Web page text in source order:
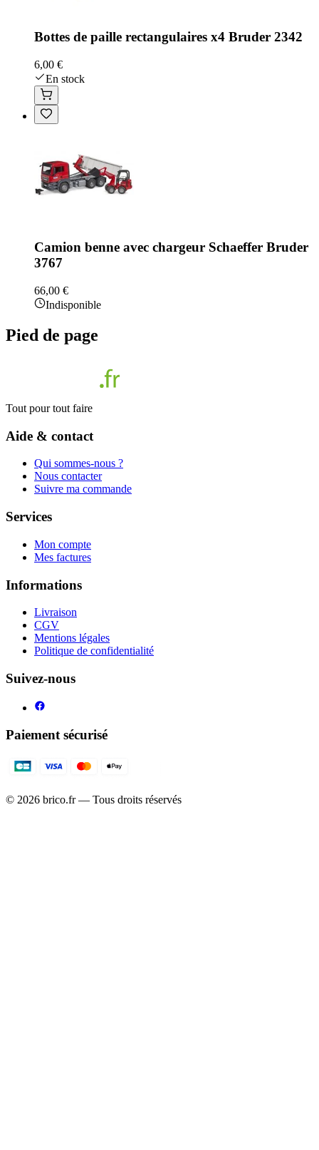
Bottes de paille rectangulaires x4 Bruder 2342
6,00 €
En stock
Camion benne avec chargeur Schaeffer Bruder
3767
66,00 €
Indisponible
Pied de page
Tout pour tout faire
Aide & contact
Qui sommes-nous ?
Nous contacter
Suivre ma commande
Services
Mon compte
Mes factures
Informations
Livraison
CGV
Mentions légales
Politique de confidentialité
Suivez-nous
Paiement sécurisé
© 2026 brico.fr — Tous droits réservés